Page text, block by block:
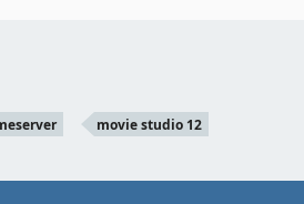
movie studio 12